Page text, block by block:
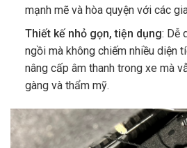
mạnh mẽ và hòa quyện với các
Thiết kế nhỏ gọn, tiện dụng: Dễ
ngồi mà không chiếm nhiều diện
nâng cấp âm thanh trong xe mà
gàng và thẩm mỹ.